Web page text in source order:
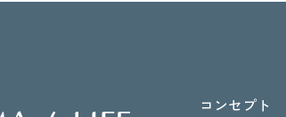
コンセプト